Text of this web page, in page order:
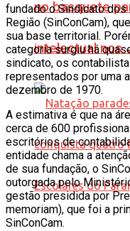
no basquete
intelectual nos
fundado o Sindicato
Região (SinConCam),
sua base territorial.
categoria surgiu há
sindicato, os
representados por uma
dezembro de 1970.
A estimativa é que na
cerca de 600
escritórios de
entidade chama a
de sua fundação, o
outorgada pelo
gestão presidida por
memoriam), que foi a
SinConCam.